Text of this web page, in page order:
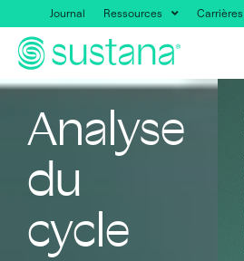
Journal Ressources Carrières
Analyse
du
cycle